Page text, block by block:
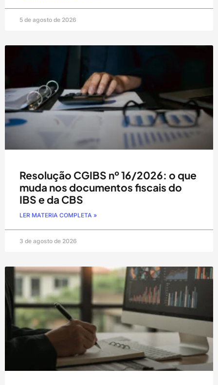
5 de agosto de 2026
Resolução CGIBS nº 16/2026: o que
muda nos documentos fiscais do
IBS e da CBS
LER MATERIA COMPLETA »
3 de agosto de 2026